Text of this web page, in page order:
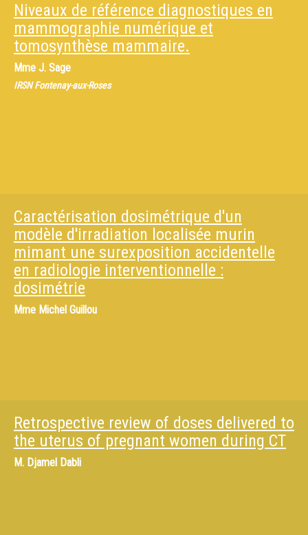
Niveaux de référence diagnostiques en
mammographie numérique et
tomosynthèse mammaire.
Mme J. Sage
IRSN Fontenay-aux-Roses
Caractérisation dosimétrique d'un
modèle d'irradiation localisée murin
mimant une surexposition accidentelle
en radiologie interventionnelle :
dosimétrie
Mme Michel Guillou
Retrospective review of doses delivered to
the uterus of pregnant women during CT
M. Djamel Dabli